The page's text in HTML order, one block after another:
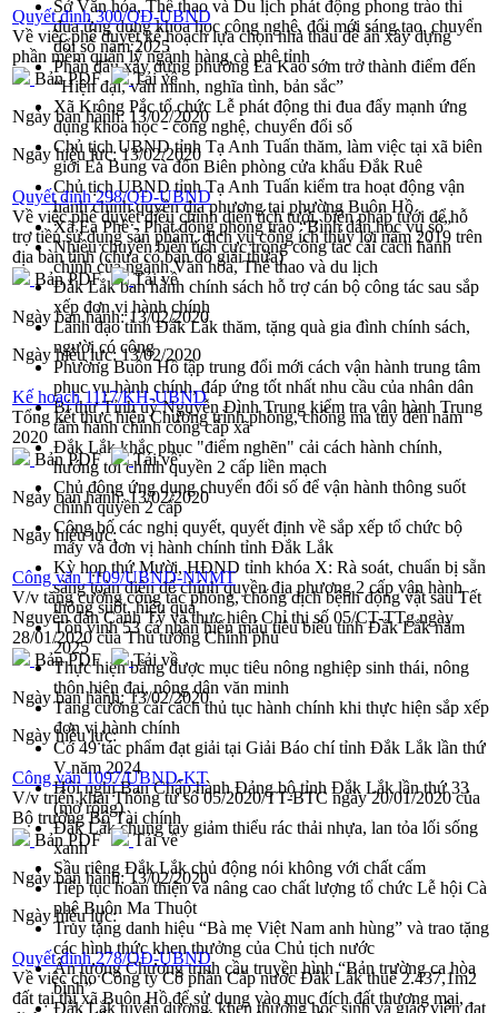
Sở Văn hóa, Thể thao và Du lịch phát động phong trào thi
đua ứng dụng khoa học công nghệ, đổi mới sáng tạo, chuyển
đổi số năm 2025
Phấn đấu xây dựng phường Ea Kao sớm trở thành điểm đến
“Hiện đại, văn minh, nghĩa tình, bản sắc”
Xã Krông Pắc tổ chức Lễ phát động thi đua đẩy mạnh ứng
dụng khoa học - công nghệ, chuyển đổi số
Chủ tịch UBND tỉnh Tạ Anh Tuấn thăm, làm việc tại xã biên
giới Ea Bung và đồn Biên phòng cửa khẩu Đắk Ruê
Chủ tịch UBND tỉnh Tạ Anh Tuấn kiểm tra hoạt động vận
hành chính quyền địa phương tại phường Buôn Hồ
Xã Ea Phê - Phát động phong trào “Bình dân học vụ số”
Nhiều chuyển biến tích cực trong công tác cải cách hành
chính của ngành Văn hóa, Thể thao và du lịch
Đắk Lắk ban hành chính sách hỗ trợ cán bộ công tác sau sắp
xếp đơn vị hành chính
Lãnh đạo tỉnh Đắk Lắk thăm, tặng quà gia đình chính sách,
người có công
Phường Buôn Hồ tập trung đổi mới cách vận hành trung tâm
phục vụ hành chính, đáp ứng tốt nhất nhu cầu của nhân dân
Bí thư Tỉnh uỷ Nguyễn Đình Trung kiểm tra vận hành Trung
tâm hành chính công cấp xã
Đắk Lắk khắc phục "điểm nghẽn" cải cách hành chính,
hướng tới chính quyền 2 cấp liền mạch
Chủ động ứng dụng chuyển đổi số để vận hành thông suốt
chính quyền 2 cấp
Công bố các nghị quyết, quyết định về sắp xếp tổ chức bộ
máy và đơn vị hành chính tỉnh Đắk Lắk
Kỳ họp thứ Mười, HĐND tỉnh khóa X: Rà soát, chuẩn bị sẵn
sàng toàn diện để chính quyền địa phương 2 cấp vận hành
thông suốt, hiệu quả
Tôn vinh 53 cá nhân hiến máu tiêu biểu tỉnh Đắk Lắk năm
2025
Thực hiện bằng được mục tiêu nông nghiệp sinh thái, nông
thôn hiện đại, nông dân văn minh
Tăng cường cải cách thủ tục hành chính khi thực hiện sắp xếp
đơn vị hành chính
Có 49 tác phẩm đạt giải tại Giải Báo chí tỉnh Đắk Lắk lần thứ
V năm 2024
Hội nghị Ban Chấp hành Đảng bộ tỉnh Đắk Lắk lần thứ 33
(mở rộng)
Đắk Lắk chung tay giảm thiểu rác thải nhựa, lan tỏa lối sống
xanh
Sầu riêng Đắk Lắk chủ động nói không với chất cấm
Tiếp tục hoàn thiện và nâng cao chất lượng tổ chức Lễ hội Cà
phê Buôn Ma Thuột
Truy tặng danh hiệu “Bà mẹ Việt Nam anh hùng” và trao tặng
các hình thức khen thưởng của Chủ tịch nước
Ấn tượng Chương trình cầu truyền hình “Bản trường ca hòa
bình”
Đắk Lắk tuyên dương, khen thưởng học sinh và giáo viên đạt
Quyết định 300/QĐ-UBND
Về việc phê duyệt kế hoạch lựa chọn nhà thầu đề án xây dựng
phần mềm quản lý ngành hàng cà phê tỉnh
Bản PDF
Tải về
Ngày ban hành: 13/02/2020
Ngày hiệu lực:13/02/2020
Quyết định 298/QĐ-UBND
Về việc phê duyệt điều chỉnh diện tích tưới, biện pháp tưới để hỗ
trợ tiền sử dụng sản phẩm, dịch vụ công ích thủy lợi năm 2019 trên
địa bàn tỉnh (chưa có bản đồ giải thửa)
Bản PDF
Tải về
Ngày ban hành:13/02/2020
Ngày hiệu lực: 13/02/2020
Kế hoạch 1117/KH-UBND
Tổng kết thực hiện Chương trình phòng, chống ma túy đến năm
2020
Bản PDF
Tải về
Ngày ban hành:13/02/2020
Ngày hiệu lực:
Công văn 1109/UBND-NNMT
V/v tăng cường công tác phòng, chống dịch bệnh động vật sau Tết
Nguyên đán Canh Tý và thực hiện Chỉ thị số 05/CT-TTg ngày
28/01/2020 của Thủ tướng Chính phủ
Bản PDF
Tải về
Ngày ban hành:13/02/2020
Ngày hiệu lực:
Công văn 1097/UBND-KT
V/v triển khai Thông tư số 05/2020/TT-BTC ngày 20/01/2020 của
Bộ trưởng Bộ Tài chính
Bản PDF
Tải về
Ngày ban hành:13/02/2020
Ngày hiệu lực:
Quyết định 278/QĐ-UBND
Về việc cho Công ty Cổ phần Cấp nước Đắk Lắk thuê 2.437,1m2
đất tại thị xã Buôn Hồ để sử dụng vào mục đích đất thương mại,